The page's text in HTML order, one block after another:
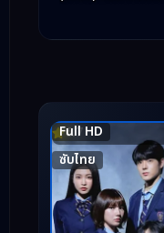
Full HD
ซับไทย
6.7